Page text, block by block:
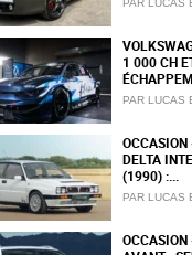
PAR LUCAS
1 000 CH
PAR LUCAS
DELTA
(1990) :...
PAR LUCAS